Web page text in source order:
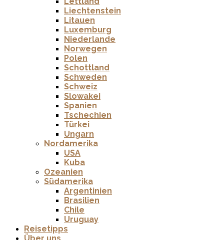
Liechtenstein
Litauen
Luxemburg
Niederlande
Norwegen
Polen
Schottland
Schweden
Schweiz
Slowakei
Spanien
Tschechien
Türkei
Ungarn
Nordamerika
USA
Kuba
Ozeanien
Südamerika
Argentinien
Brasilien
Chile
Uruguay
Reisetipps